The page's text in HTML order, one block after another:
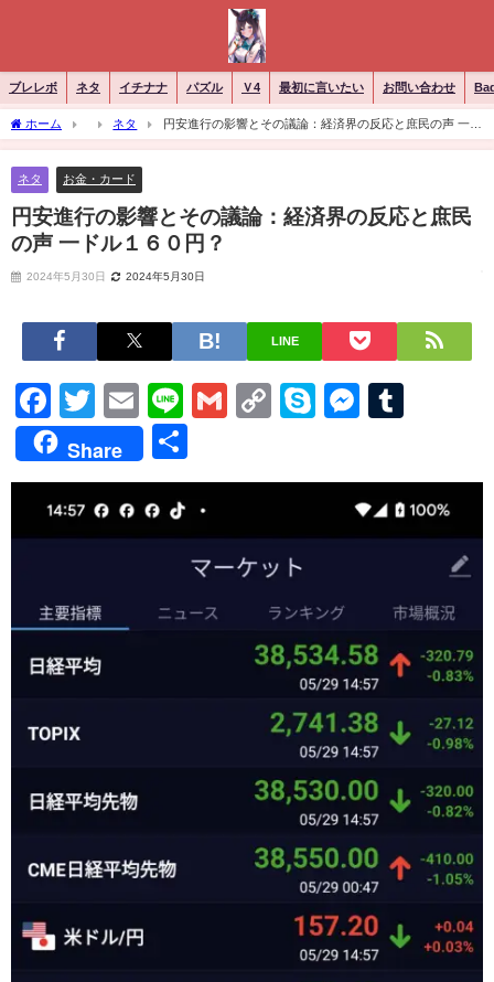
ブレレボ ネタ イチナナ パズル Ｖ4 最初に言いたい お問い合わせ
ホーム ネタ
円安進行の影響とその議論：経済界の反応と庶民の声 一ド
ル１６０円？
ネタ お金・カード
円安進行の影響とその議論：経済界の反応と庶民
の声 一ドル１６０円？
2024年5月30日 2024年5月30日
LINE
Facebook
Twitter
EmailLineGmailCopySkype
Share
有